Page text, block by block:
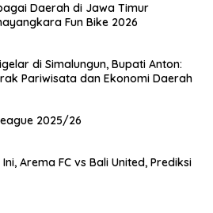
Daerah di Jawa Timur
Fun Bike 2026
di Simalungun, Bupati Anton:
Pariwisata dan Ekonomi Daerah
2025/26
Arema FC vs Bali United, Prediksi